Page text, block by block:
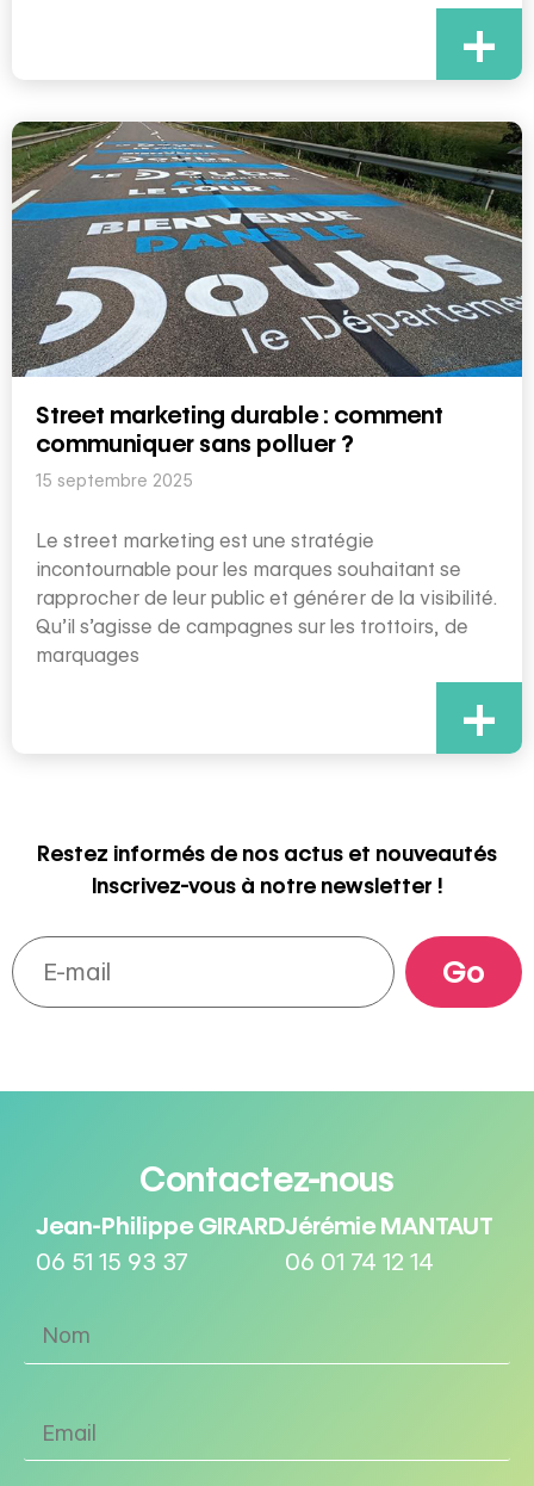
+
Street marketing durable : comment
communiquer sans polluer ?
15 septembre 2025
Le street marketing est une stratégie
incontournable pour les marques souhaitant se
rapprocher de leur public et générer de la visibilité.
Qu’il s’agisse de campagnes sur les trottoirs, de
marquages
+
Restez informés de nos actus et nouveautés
Inscrivez-vous à notre newsletter !
Contactez-nous
Jean-Philippe GIRARD
06 51 15 93 37
Jérémie MANTAUT
06 01 74 12 14